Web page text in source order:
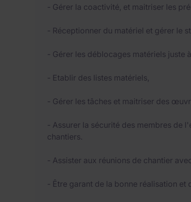
- Gérer la coactivité, et maitriser les
- Réceptionner du matériel et gérer le
- Gérer les déblocages matériels
- Etablir des listes matériels,
- Gérer les tâches et maitriser des
- Assurer la sécurité des membres de
chantiers.
- Assister aux réunions de chantier
- Être garant de la bonne réalisation